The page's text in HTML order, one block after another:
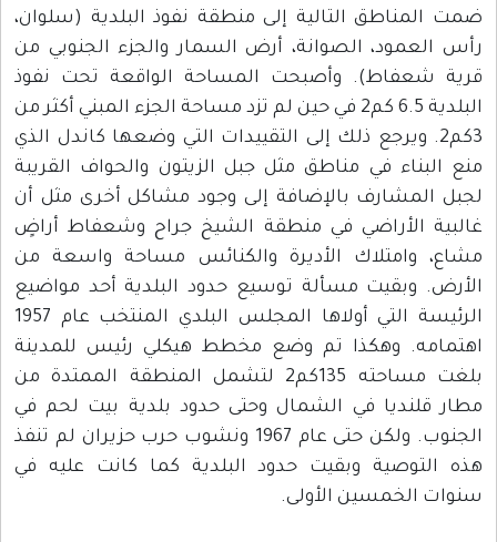
ضمت المناطق التالية إلى منطقة نفوذ البلدية (سلوان،
رأس العمود، الصوانة، أرض السمار والجزء الجنوبي من
قرية شعفاط). وأصبحت المساحة الواقعة تحت نفوذ
البلدية 6.5 كم2 في حين لم تزد مساحة الجزء المبني أكثر من
3كم2. ويرجع ذلك إلى التقييدات التي وضعها كاندل الذي
منع البناء في مناطق مثل جبل الزيتون والحواف القريبة
لجبل المشارف بالإضافة إلى وجود مشاكل أخرى مثل أن
غالبية الأراضي في منطقة الشيخ جراح وشعفاط أراضٍ
مشاع، وامتلاك الأديرة والكنائس مساحة واسعة من
الأرض. وبقيت مسألة توسيع حدود البلدية أحد مواضيع
الرئيسة التي أولاها المجلس البلدي المنتخب عام 1957
اهتمامه. وهكذا تم وضع مخطط هيكلي رئيس للمدينة
بلغت مساحته 135كم2 لتشمل المنطقة الممتدة من
مطار قلنديا في الشمال وحتى حدود بلدية بيت لحم في
الجنوب. ولكن حتى عام 1967 ونشوب حرب حزيران لم تنفذ
هذه التوصية وبقيت حدود البلدية كما كانت عليه في
سنوات الخمسين الأولى.